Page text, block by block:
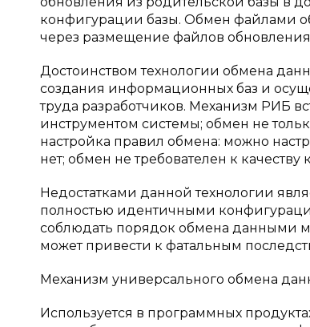
конфигурации базы. Обмен файлами
через размещение файлов обновления
Достоинством технологии обмена
создания информационных баз и
труда разработчиков. Механизм РИБ
инструментом системы; обмен не
настройка правил обмена: можно
нет; обмен не требователен к
Недостатками данной технологии
полностью идентичными
соблюдать порядок обмена данными
может привести к фатальным
Механизм универсального обмена
Используется в программных